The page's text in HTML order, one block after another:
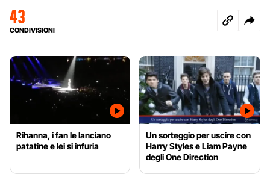
43
CONDIVISIONI
Rihanna, i fan le lanciano
patatine e lei si infuria
Un sorteggio per uscire con
Harry Styles e Liam Payne
degli One Direction